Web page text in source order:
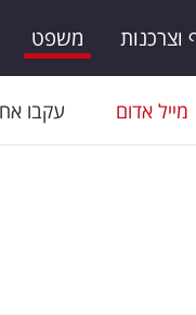
וצרכנות משפט
מייל אדום עקבו